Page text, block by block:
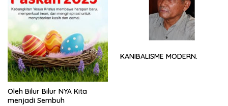
Oleh Bilur Bilur NYA Kita
menjadi Sembuh
KANIBALISME MODERN.